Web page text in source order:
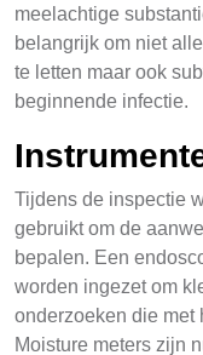
meelachtige
belangrijk om niet
te letten maar ook
beginnende infectie.
Tijdens de inspectie
gebruikt om de
bepalen. Een
worden ingezet om
onderzoeken die met
Moisture meters zijn